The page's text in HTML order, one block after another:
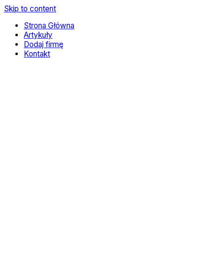
Skip to content
Strona Główna
Artykuły
Dodaj firmę
Kontakt